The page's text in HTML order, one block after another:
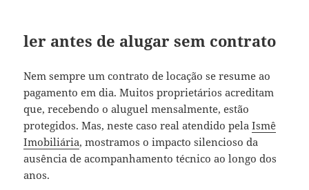
ler antes de alugar sem contrato
Nem sempre um contrato de locação se resume ao
pagamento em dia. Muitos proprietários acreditam
que, recebendo o aluguel mensalmente, estão
protegidos. Mas, neste caso real atendido pelaIsmê
Imobiliária, mostramos o impacto silencioso da
ausência de acompanhamento técnico ao longo dos
anos.